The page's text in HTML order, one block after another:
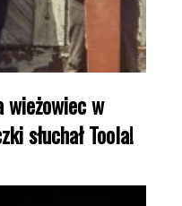
wieżowiec w
słuchał Toola!